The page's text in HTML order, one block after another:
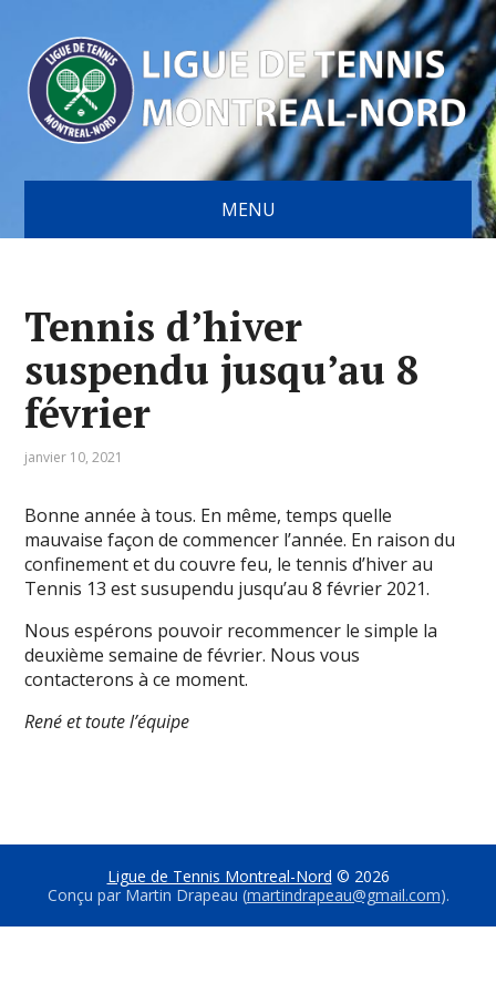
MENU
Tennis d’hiver
suspendu jusqu’au 8
février
janvier 10, 2021
Bonne année à tous. En même, temps quelle
mauvaise façon de commencer l’année. En raison du
confinement et du couvre feu, le tennis d’hiver au
Tennis 13 est susupendu jusqu’au 8 février 2021.
Nous espérons pouvoir recommencer le simple la
deuxième semaine de février. Nous vous
contacterons à ce moment.
René et toute l’équipe
Ligue de Tennis Montreal-Nord © 2026
Conçu par Martin Drapeau (martindrapeau@gmail.com).